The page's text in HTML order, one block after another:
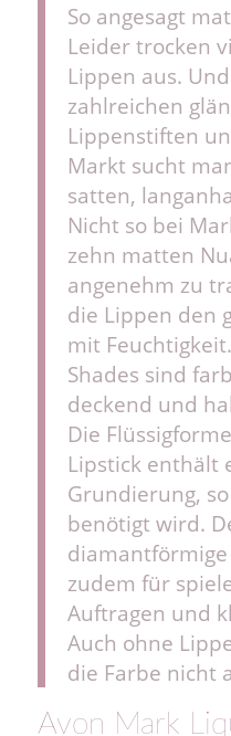
So angesagt
Leider trocken
Lippen aus.
zahlreichen
Lippenstiften
Markt sucht
satten,
Nicht so bei
zehn matten
angenehm zu
die Lippen den
mit
Shades sind
deckend und
Die
Lipstick enthält
Grundierung,
benötigt wird.
diamantförmige
zudem für
Auftragen und
Auch ohne
die Farbe nicht
Avon Mark